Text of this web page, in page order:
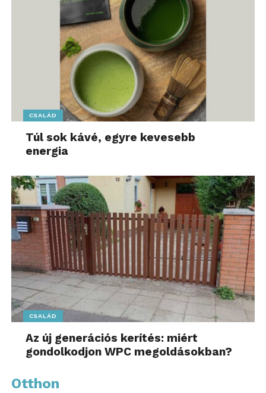
CSALÁD
Túl sok kávé, egyre kevesebb
energia
CSALÁD
Az új generációs kerítés: miért
gondolkodjon WPC megoldásokban?
Otthon